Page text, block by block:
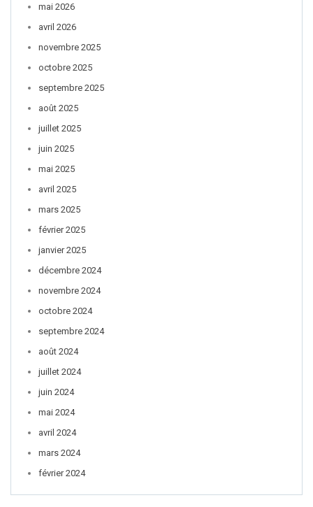
mai 2026
avril 2026
novembre 2025
octobre 2025
septembre 2025
août 2025
juillet 2025
juin 2025
mai 2025
avril 2025
mars 2025
février 2025
janvier 2025
décembre 2024
novembre 2024
octobre 2024
septembre 2024
août 2024
juillet 2024
juin 2024
mai 2024
avril 2024
mars 2024
février 2024